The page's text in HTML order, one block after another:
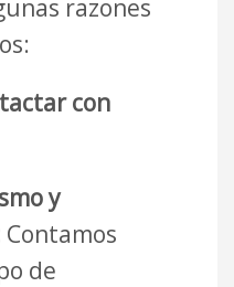
razones
con
y
Contamos
de